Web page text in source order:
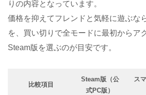
りの内容となっています。
価格を抑えてフレンドと気軽に遊ぶな
を、買い切りで全モードに最初からア
Steam版を選ぶのが目安です。
比較項目
Steam版（公
式PC版）
ス